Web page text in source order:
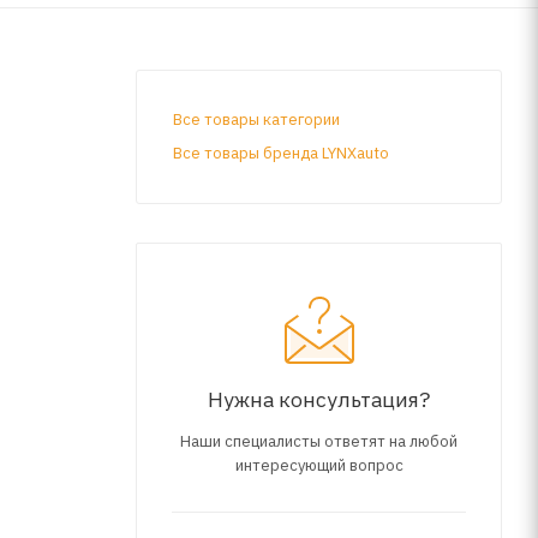
Все товары категории
Все товары бренда LYNXauto
Нужна консультация?
Наши специалисты ответят на любой
интересующий вопрос